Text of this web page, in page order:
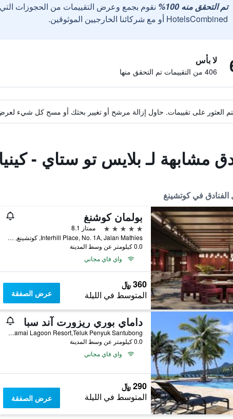
تم التحقق منه 100%
نقوم بجمع وعرض التقييمات من الحجوزات
HotelsCombined أو مع شركائنا الخارجيين الموثوقين.
لا بأس
406 من التقييمات تم التحقق منها
العثور على تقييمات. حاول إزالة مرشح أو تغيير بحثك أو مسح كل شيء
مشابهة لـ بلايس تو ستاي -
في كوتشينغ
بولمان كوشنغ
5 نجوم
ممتاز 8.1
Interhill Place, No. 1A, Jalan Mathies, كوتشينغ, ماليزيا
0.0 كيلومتر عن وسط المدينة
واي فاي مجاني
360 ﷼
المتوسط في الليلة عرض الصفقة
داماي بوري ريزورت آند سبا
Damai Lagoon Resort,Teluk Penyuk Santubong, كوتشينغ, ماليزيا
0.0 كيلومتر عن وسط المدينة
واي فاي مجاني
290 ﷼
المتوسط في الليلة عرض الصفقة